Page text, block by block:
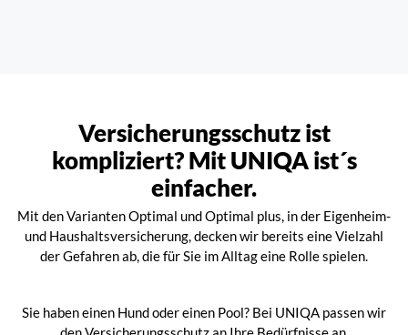
Versicherungsschutz ist
kompliziert? Mit UNIQA ist´s
einfacher.
Mit den Varianten Optimal und Optimal plus, in der Eigenheim-
und Haushaltsversicherung, decken wir bereits eine Vielzahl
der Gefahren ab, die für Sie im Alltag eine Rolle spielen.
Sie haben einen Hund oder einen Pool? Bei UNIQA passen wir